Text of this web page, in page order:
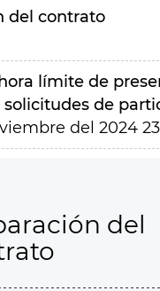
del contrato
límite de
solicitudes de
del 2024
del